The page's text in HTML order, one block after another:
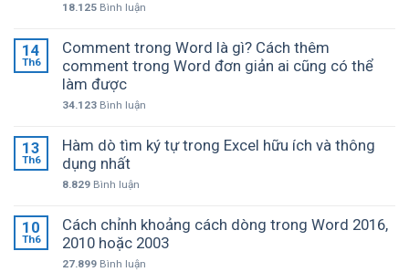
18.125 Bình luận
14
Th6
Comment trong Word là gì? Cách thêm
comment trong Word đơn giản ai cũng có thể
làm được
34.123 Bình luận
13
Th6
Hàm dò tìm ký tự trong Excel hữu ích và thông
dụng nhất
8.829 Bình luận
10
Th6
Cách chỉnh khoảng cách dòng trong Word 2016,
2010 hoặc 2003
27.899 Bình luận